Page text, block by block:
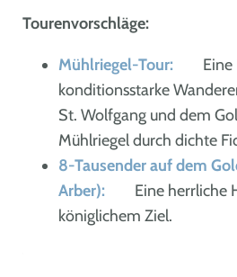
Tourenvorschläge:
Mühlriegel-Tour:
konditionsstarke
St. Wolfgang und dem
Mühlriegel durch dichte
8-Tausender auf dem
Arber):
Eine herrliche
königlichem Ziel.